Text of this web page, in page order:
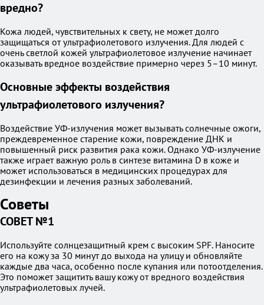
вредно?
Кожа людей, чувствительных к свету, не может долго
защищаться от ультрафиолетового излучения. Для людей с
очень светлой кожей ультрафиолетовое излучение начинает
оказывать вредное воздействие примерно через 5–10 минут.
Основные эффекты воздействия
ультрафиолетового излучения?
Воздействие УФ-излучения может вызывать солнечные ожоги,
преждевременное старение кожи, повреждение ДНК и
повышенный риск развития рака кожи. Однако УФ-излучение
также играет важную роль в синтезе витамина D в коже и
может использоваться в медицинских процедурах для
дезинфекции и лечения разных заболеваний.
Советы
СОВЕТ №1
Используйте солнцезащитный крем с высоким SPF. Наносите
его на кожу за 30 минут до выхода на улицу и обновляйте
каждые два часа, особенно после купания или потоотделения.
Это поможет защитить вашу кожу от вредного воздействия
ультрафиолетовых лучей.